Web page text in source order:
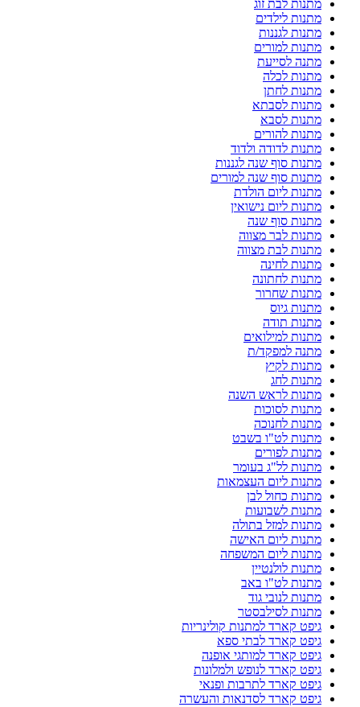
מתנות לבת זוג
מתנות לילדים
מתנות לגננות
מתנות למורים
מתנה לסייעת
מתנות לכלה
מתנות לחתן
מתנות לסבתא
מתנות לסבא
מתנות להורים
מתנות לדודה ולדוד
מתנות סוף שנה לגננות
מתנות סוף שנה למורים
מתנות ליום הולדת
מתנות ליום נישואין
מתנות סוף שנה
מתנות לבר מצווה
מתנות לבת מצווה
מתנות לחינה
מתנות לחתונה
מתנות שחרור
מתנות גיוס
מתנות תודה
מתנות למילואים
מתנה למפקד/ת
מתנות לקיץ
מתנות לחג
מתנות לראש השנה
מתנות לסוכות
מתנות לחנוכה
מתנות לט"ו בשבט
מתנות לפורים
מתנות לל"ג בעומר
מתנות ליום העצמאות
מתנות כחול לבן
מתנות לשבועות
מתנות למזל בתולה
מתנות ליום האישה
מתנות ליום המשפחה
מתנות לולנטיין
מתנות לט"ו באב
מתנות לנובי גוד
מתנות לסילבסטר
גיפט קארד למתנות קולינריות
גיפט קארד לבתי ספא
גיפט קארד למותגי אופנה
גיפט קארד לנופש ולמלונות
גיפט קארד לתרבות ופנאי
גיפט קארד לסדנאות והעשרה